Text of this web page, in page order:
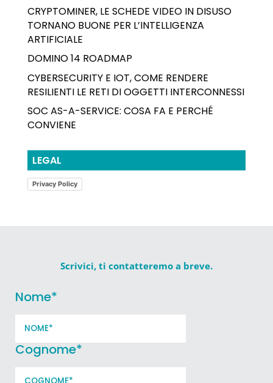
CRYPTOMINER, LE SCHEDE VIDEO IN DISUSO
TORNANO BUONE PER L’INTELLIGENZA
ARTIFICIALE
DOMINO 14 ROADMAP
CYBERSECURITY E IOT, COME RENDERE
RESILIENTI LE RETI DI OGGETTI INTERCONNESSI
SOC AS-A-SERVICE: COSA FA E PERCHÉ
CONVIENE
LEGAL
Privacy Policy
Scrivici, ti contatteremo a breve.
Nome*
Cognome*